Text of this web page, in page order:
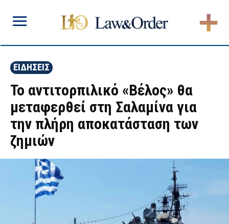
ΕΙΔΗΣΕΙΣ
To αντιτορπιλικό «Βέλος» θα
μεταφερθεί στη Σαλαμίνα για
την πλήρη αποκατάσταση των
ζημιών